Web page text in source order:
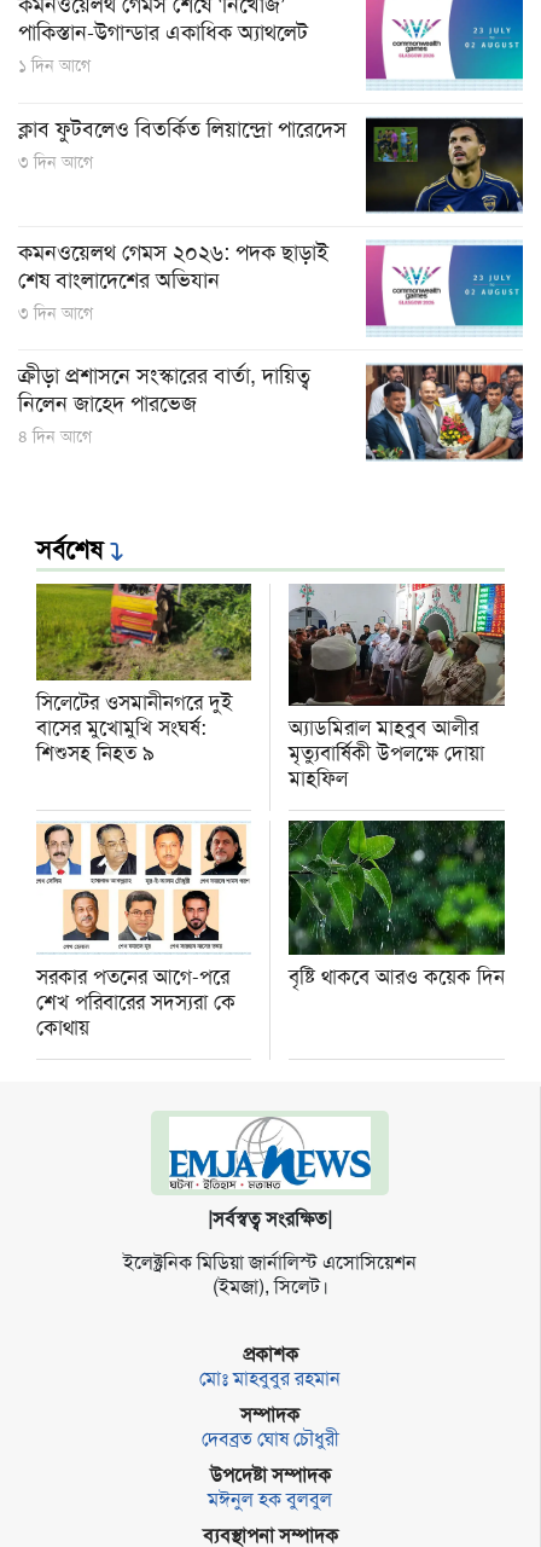
পাকিস্তান-উগান্ডার একাধিক অ্যাথলেট
১ দিন আগে
ক্লাব ফুটবলেও বিতর্কিত লিয়ান্দ্রো পারেদেস
৩ দিন আগে
কমনওয়েলথ গেমস ২০২৬: পদক ছাড়াই
শেষ বাংলাদেশের অভিযান
৩ দিন আগে
ক্রীড়া প্রশাসনে সংস্কারের বার্তা, দায়িত্ব
নিলেন জাহেদ পারভেজ
৪ দিন আগে
সর্বশেষ
সিলেটের ওসমানীনগরে দুই
বাসের মুখোমুখি সংঘর্ষ:
শিশুসহ নিহত ৯
অ্যাডমিরাল মাহবুব আলীর
মৃত্যুবার্ষিকী উপলক্ষে দোয়া
মাহফিল
সরকার পতনের আগে-পরে
শেখ পরিবারের সদস্যরা কে
কোথায়
বৃষ্টি থাকবে আরও কয়েক দিন
|সর্বস্বত্ব সংরক্ষিত|
ইলেক্ট্র‌নিক মি‌ডিয়া জার্না‌লিস্ট এসো‌সি‌য়েশন
(ইমজা), সি‌লেট।
প্রকাশক
মোঃ মাহবুবুর রহমান
সম্পাদক
দেবব্রত ঘোষ চৌধুরী
উপদেষ্টা সম্পাদক
মঈনুল হক বুলবুল
ব্যবস্থাপনা সম্পাদক